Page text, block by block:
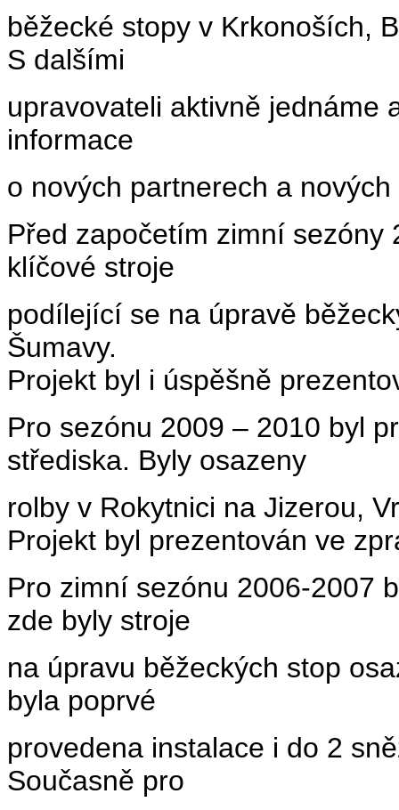
běžecké stopy v Krkonoších,
S dalšími
upravovateli aktivně jednáme
informace
o nových partnerech a
Před započetím zimní sezóny
klíčové stroje
podílející se na úpravě
Šumavy.
Projekt byl i úspěšně
Pro sezónu 2009 – 2010 byl
střediska. Byly osazeny
rolby v Rokytnici na Jizerou,
Projekt byl prezentován ve
Pro zimní sezónu 2006-2007
zde byly stroje
na úpravu běžeckých stop
byla poprvé
provedena instalace i do 2
Současně pro